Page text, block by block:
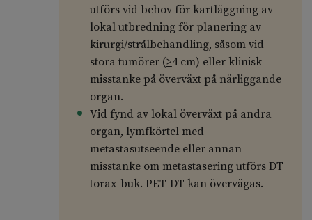
utförs vid behov för kartläggning av
lokal utbredning för planering av
kirurgi/strålbehandling, såsom vid
stora tumörer (>4 cm) eller klinisk
misstanke på överväxt på närliggande
organ.
Vid fynd av lokal överväxt på andra
organ, lymfkörtel med
metastasutseende eller annan
misstanke om metastasering utförs DT
torax-buk. PET-DT kan övervägas.